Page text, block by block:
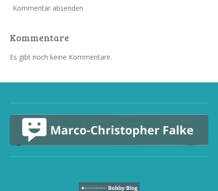
Kommentar absenden
Kommentare
Es gibt noch keine Kommentare.